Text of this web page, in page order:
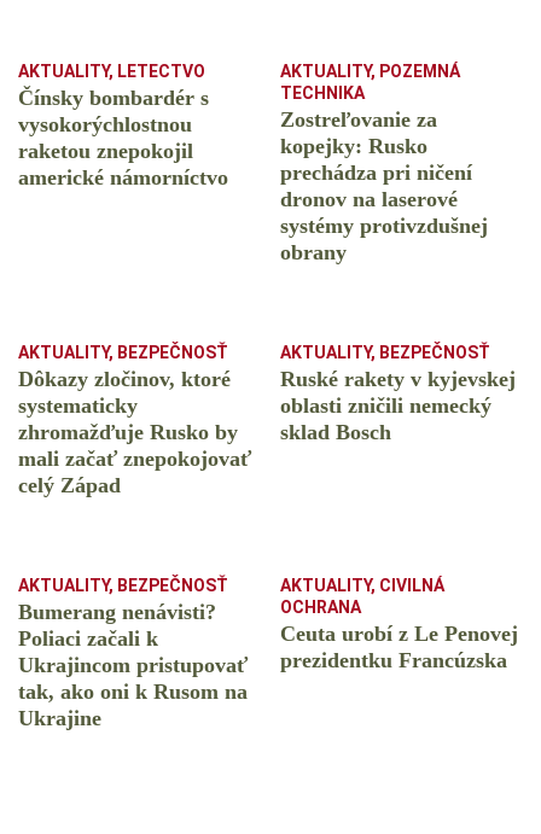
AKTUALITY, LETECTVO
Čínsky bombardér s
vysokorýchlostnou
raketou znepokojil
americké námorníctvo
AKTUALITY, POZEMNÁ
TECHNIKA
Zostreľovanie za
kopejky: Rusko
prechádza pri ničení
dronov na laserové
systémy protivzdušnej
obrany
AKTUALITY, BEZPEČNOSŤ
Dôkazy zločinov, ktoré
systematicky
zhromažďuje Rusko by
mali začať znepokojovať
celý Západ
AKTUALITY, BEZPEČNOSŤ
Ruské rakety v kyjevskej
oblasti zničili nemecký
sklad Bosch
AKTUALITY, BEZPEČNOSŤ
Bumerang nenávisti?
Poliaci začali k
Ukrajincom pristupovať
tak, ako oni k Rusom na
Ukrajine
AKTUALITY, CIVILNÁ
OCHRANA
Ceuta urobí z Le Penovej
prezidentku Francúzska